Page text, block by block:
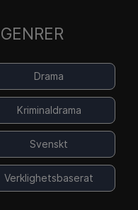
Drama
Kriminaldrama
Svenskt
Verklighetsbaserat